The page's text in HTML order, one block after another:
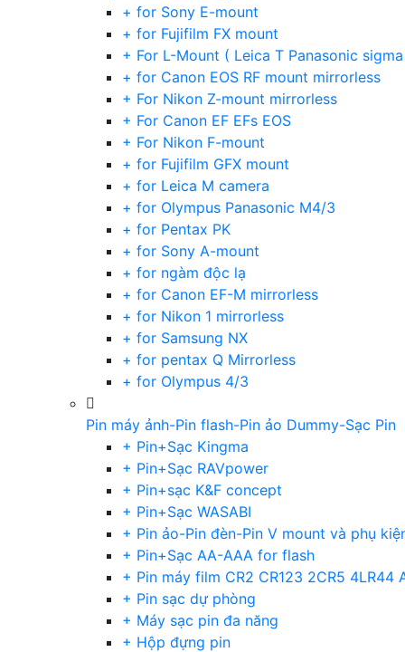
+ for Sony E-mount
+ for Fujifilm FX mount
+ For L-Mount ( Leica T Panasonic
+ for Canon EOS RF mount mirrorless
+ For Nikon Z-mount mirrorless
+ For Canon EF EFs EOS
+ For Nikon F-mount
+ for Fujifilm GFX mount
+ for Leica M camera
+ for Olympus Panasonic M4/3
+ for Pentax PK
+ for Sony A-mount
+ for ngàm độc lạ
+ for Canon EF-M mirrorless
+ for Nikon 1 mirrorless
+ for Samsung NX
+ for pentax Q Mirrorless
+ for Olympus 4/3
Pin máy ảnh-Pin flash-Pin ảo Dummy-Sạc Pin
+ Pin+Sạc Kingma
+ Pin+Sạc RAVpower
+ Pin+sạc K&F concept
+ Pin+Sạc WASABI
+ Pin ảo-Pin đèn-Pin V mount và phụ
+ Pin+Sạc AA-AAA for flash
+ Pin máy film CR2 CR123 2CR5 4LR44
+ Pin sạc dự phòng
+ Máy sạc pin đa năng
+ Hộp đựng pin